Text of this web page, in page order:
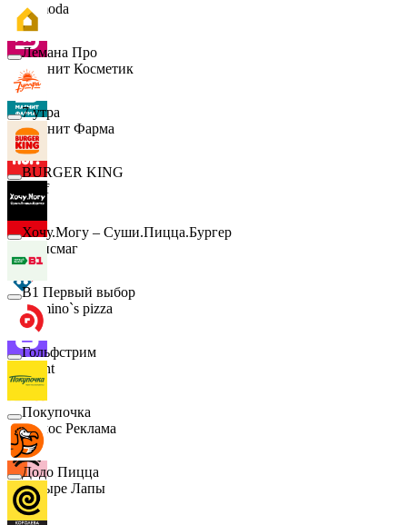
Lamoda
Магнит Косметик
Магнит Фарма
Hoff
Офисмаг
Domino`s pizza
Urent
Эдмос Реклама
Четыре Лапы
Лемана Про
7 утра
BURGER KING
Хочу.Могу – Суши.Пицца.Бургер
B1 Первый выбор
Гольфстрим
Покупочка
Додо Пицца